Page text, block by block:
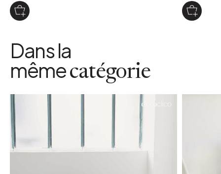
Dans la
mêmecatégorie